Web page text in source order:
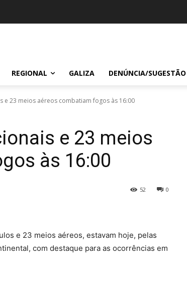
REGIONAL GALIZA DENÚNCIA/SUGESTÃO
e 23 meios aéreos combatiam fogos às 16:00
e 23 meios
às 16:00
0
52
e 23 meios aéreos, estavam hoje, pelas
com destaque para as ocorrências em